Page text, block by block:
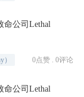
命公司Lethal
0点赞 . 0评论
命公司Lethal